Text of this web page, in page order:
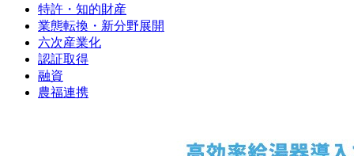
特許・知的財産
業態転換・新分野展開
六次産業化
認証取得
融資
農福連携